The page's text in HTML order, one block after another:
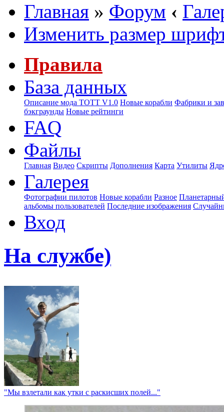
Главная » Форум ‹
Изменить размер
Правила
База данных
Описание мода ТОТТ V1.0 Новые корабли Фабрики и
бэкграунды Новые рейтинги
FAQ
Файлы
Главная Видео Скрипты Дополнения Карта Утилиты
Галерея
Фотографии пилотов Новые корабли Разное
альбомы пользователей Последние изображения
Вход
На службе)
"Мы взлетали как утки с раскисших полей..."